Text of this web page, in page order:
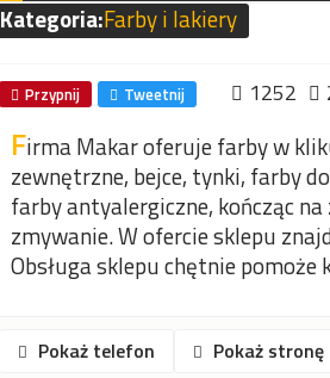
Kategoria:Farby i lakiery
Przypnij Tweetnij 1252
Firma Makar oferuje farby w
zewnętrzne, bejce, tynki, farby
farby antyalergiczne, kończąc
zmywanie. W ofercie sklepu
Obsługa sklepu chętnie
Pokaż telefon Pokaż stronę